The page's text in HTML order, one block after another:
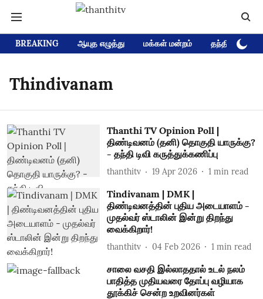
BREAKING ஆயுத எழுத்து மக்கள் மன்றம் தந்தி டிவி
Thindivanam
Thanthi TV Opinion Poll |
திண்டிவனம் (தனி) தொகுதி யாருக்கு?
- தந்தி டிவி கருத்துக்கணிப்பு
thanthitv 19 Apr 2026 1 min read
Tindivanam | DMK |
திண்டிவனத்தின் புதிய அடையாளம் -
முதல்வர் ஸ்டாலின் இன்று திறந்து
வைக்கிறார்!
thanthitv 04 Feb 2026 1 min read
சாலை வசதி இல்லாத‌தால் உடல் நலம்
பாதித்த முதியவரை தோப்பு வழியாக
தூக்கிச் சென்ற உறவினர்கள்